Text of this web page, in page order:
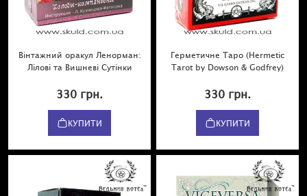
Вінтажний оракул Ленорман:
Лілові та Вишневі Сутінки
330 грн.
КУПИТИ
Герметичне Таро (Hermetic
Tarot by Dowson & Godfrey)
330 грн.
КУПИТИ